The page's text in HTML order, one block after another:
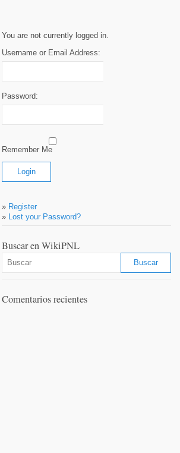
You are not currently logged in.
Username or Email Address:
Password:
Remember Me
» Register
» Lost your Password?
Buscar en WikiPNL
Comentarios recientes